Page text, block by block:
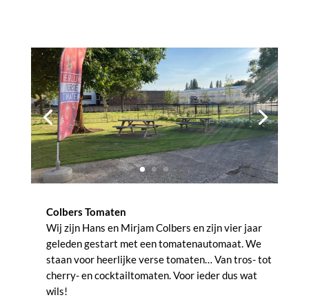
Colbers Tomaten
Wij zijn Hans en Mirjam Colbers en zijn vier jaar
geleden gestart met een tomatenautomaat. We
staan voor heerlijke verse tomaten… Van tros- tot
cherry- en cocktailtomaten. Voor ieder dus wat
wils!